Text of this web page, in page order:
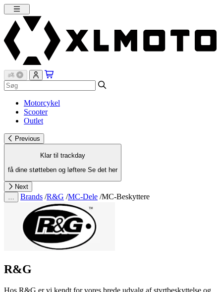
Motorcykel
Scooter
Outlet
Previous
Klar til trackday
få dine støtteben og løftere Se det her
Next
Brands /R&G /MC-Dele /MC-Beskyttere
R&G
Hos R&G er vi kendt for vores brede udvalg af styrtbeskyttelse og